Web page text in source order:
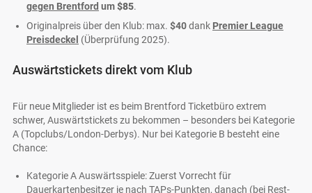
gegen Brentford um$85.
Originalpreis über den Klub: max. $40dank Premier League
Preisdeckel (Überprüfung 2025).
Auswärtstickets direkt vom Klub
Für neue Mitglieder ist es beim Brentford Ticketbüro extrem
schwer, Auswärtstickets zu bekommen – besonders bei Kategorie
A (Topclubs/London-Derbys). Nur bei Kategorie B besteht eine
Chance:
Kategorie A Auswärtsspiele: Zuerst Vorrecht für
Dauerkartenbesitzer je nach TAPs-Punkten, danach (bei Rest-